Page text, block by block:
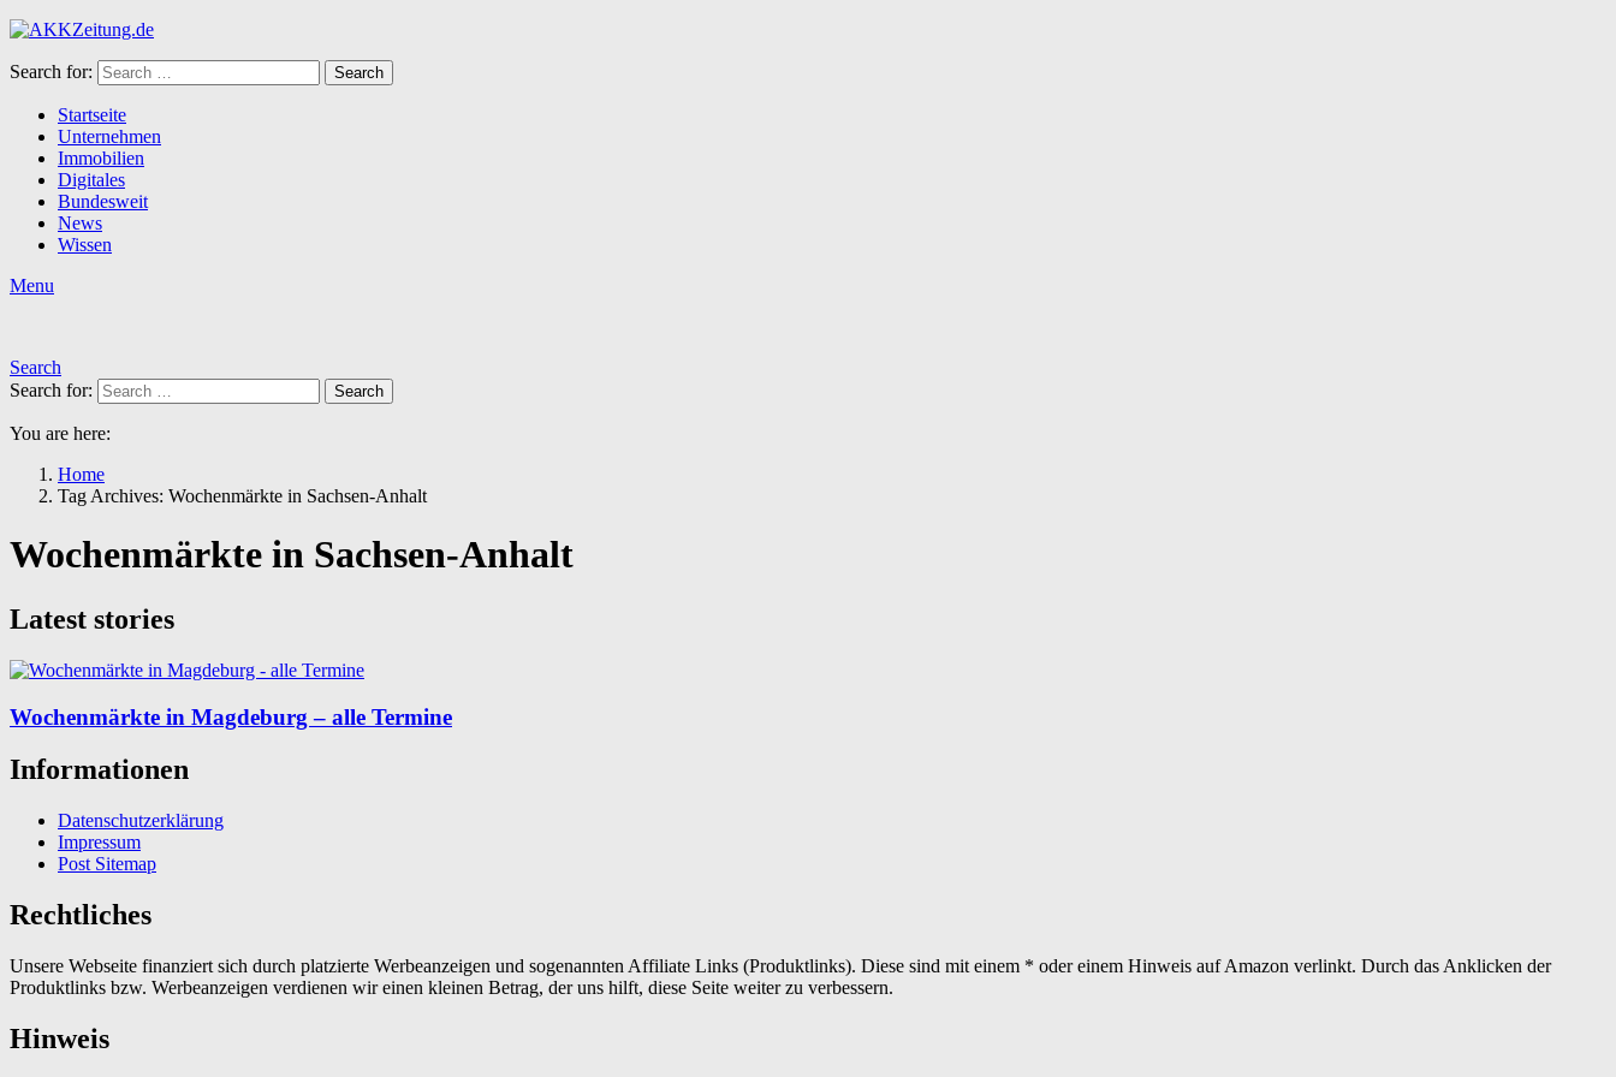
Search for: Search
Startseite
Unternehmen
Immobilien
Digitales
Bundesweit
News
Wissen
Menu
Search
Search for:
Search
You are here:
Home
Tag Archives: Wochenmärkte in Sachsen-Anhalt
Wochenmärkte in Sachsen-Anhalt
Latest stories
Wochenmärkte in Magdeburg – alle Termine
Informationen
Datenschutzerklärung
Impressum
Post Sitemap
Rechtliches
Unsere Webseite finanziert sich durch platzierte Werbeanzeigen und sogenannten Affiliate Links (Produktlinks). Diese sind mit einem * oder einem Hinweis auf Amazon verlinkt. Durch das Anklicken der
Produktlinks bzw. Werbeanzeigen verdienen wir einen kleinen Betrag, der uns hilft, diese Seite weiter zu verbessern.
Hinweis